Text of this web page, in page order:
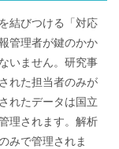
結びつける「対応
管理者が鍵のかか
いません。研究事
れた担当者のみが
れたデータは国立
理されます。解析
みで管理されま